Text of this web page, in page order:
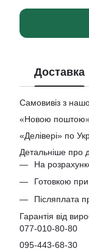
Доставка
Самовивіз з
«Новою поштою»
«Делівері» по
Детальніше про
На
Готовкою при
Післяплата
Гарантія від
077-010-80-80
095-443-68-30